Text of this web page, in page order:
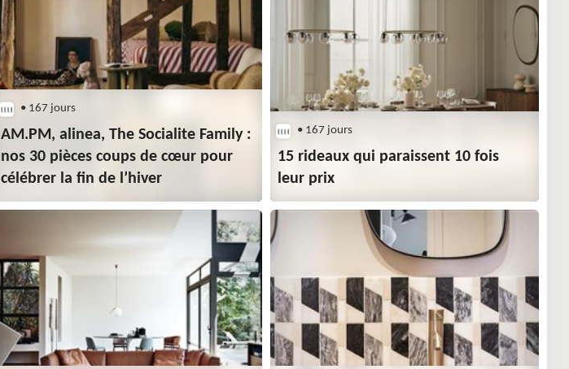
• 167 jours
AM.PM, alinea, The Socialite Family :
nos 30 pièces coups de cœur pour
célébrer la fin de l’hiver
• 167 jours
15 rideaux qui paraissent 10 fois
leur prix